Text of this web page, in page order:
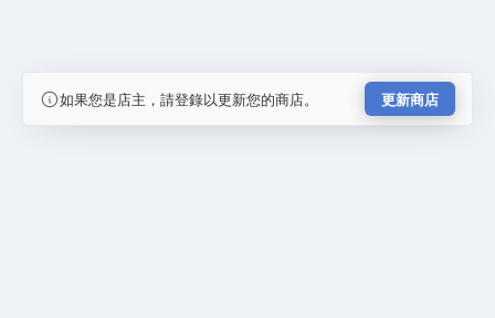
如果您是店主，請登錄以更新您的商店。 更新商店